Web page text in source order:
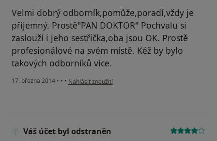
Velmi dobrý odborník,pomůže,poradí,vždy je
příjemný. Prostě"PAN DOKTOR" Pochvalu si
zaslouží i jeho sestřička,oba jsou OK. Prostě
profesionálové na svém místě. Kéž by bylo
takových odborníků více.
17. března 2014 • • • podle názoru uživatele Michal
Nahlásit zneužití
Váš účet byl odstraněn